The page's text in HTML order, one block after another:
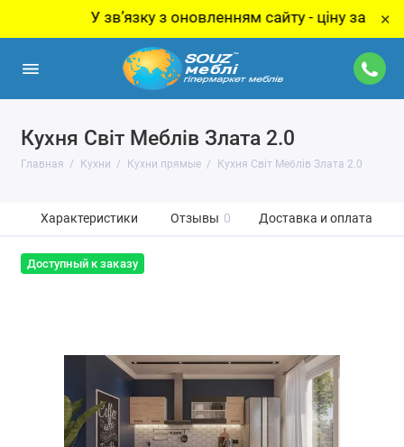
У звʼязку з оновленням сайту - ціну за товар×
Кухня Світ Меблів Злата 2.0
Главная Кухни Кухни прямые Кухня Світ Меблів Злата 2.0
Характеристики Отзывы 0 Доставка и оплата
Доступный к заказу